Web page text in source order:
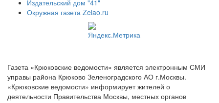
Издательский дом "41"
Окружная газета Zelao.ru
Газета «Крюковские ведомости» является электронным СМИ
управы района Крюково Зеленоградского АО г.Москвы.
«Крюковские ведомости» информирует жителей о
деятельности Правительства Москвы, местных органов